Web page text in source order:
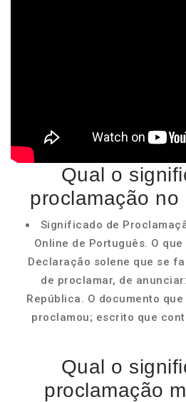
Qual o
proclamação no
Significado de
Online de Português. O
Declaração solene que se
de proclamar, de
República. O documento
proclamou; escrito que
Qual o
proclamação